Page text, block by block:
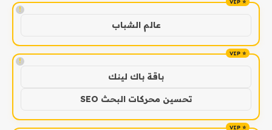
!
عالم الشباب
!
باقة باك لينك
تحسين محركات البحث SEO